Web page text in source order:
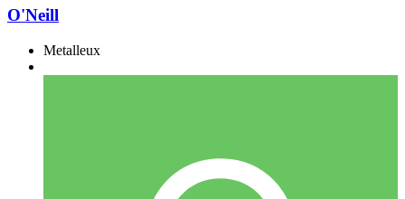
O'Neill
Metalleux